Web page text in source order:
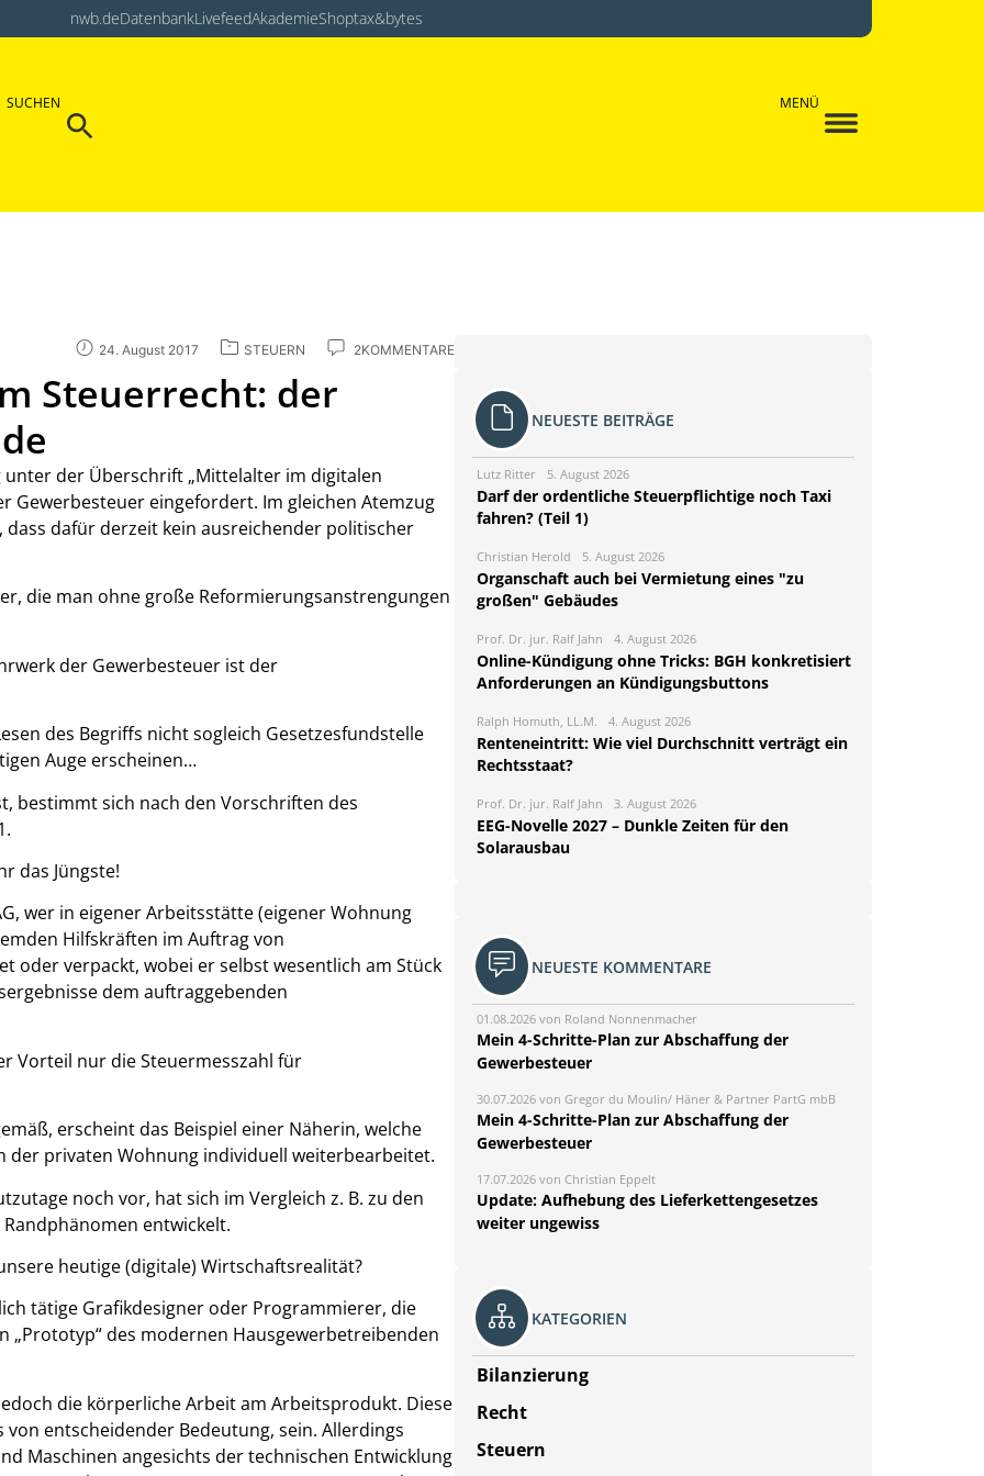
nwb.deDatenbankLivefeedAkademieShoptax&bytes
SUCHEN
Search
MENÜ
24. August 2017 STEUERN 2KOMMENTARE
Steuerrecht: der
der Überschrift „Mittelalter im digitalen
Gewerbesteuer eingefordert. Im gleichen Atemzug
dafür derzeit kein ausreichender politischer
die man ohne große Reformierungsanstrengungen
der Gewerbesteuer ist der
des Begriffs nicht sogleich Gesetzesfundstelle
Auge erscheinen…
bestimmt sich nach den Vorschriften des
das Jüngste!
wer in eigener Arbeitsstätte (eigener Wohnung
Hilfskräften im Auftrag von
oder verpackt, wobei er selbst wesentlich am Stück
dem auftraggebenden
Vorteil nur die Steuermesszahl für
erscheint das Beispiel einer Näherin, welche
der privaten Wohnung individuell weiterbearbeitet.
noch vor, hat sich im Vergleich z. B. zu den
entwickelt.
heutige (digitale) Wirtschaftsrealität?
tätige Grafikdesigner oder Programmierer, die
des modernen Hausgewerbetreibenden
die körperliche Arbeit am Arbeitsprodukt. Diese
entscheidender Bedeutung, sein. Allerdings
Maschinen angesichts der technischen Entwicklung
NEUESTE BEITRÄGE
Lutz Ritter 5. August 2026
Darf der ordentliche Steuerpflichtige noch Taxi
fahren? (Teil 1)
Christian Herold 5. August 2026
Organschaft auch bei Vermietung eines "zu
großen" Gebäudes
Prof. Dr. jur. Ralf Jahn 4. August 2026
Online-Kündigung ohne Tricks: BGH konkretisiert
Anforderungen an Kündigungsbuttons
Ralph Homuth, LL.M. 4. August 2026
Renteneintritt: Wie viel Durchschnitt verträgt ein
Rechtsstaat?
Prof. Dr. jur. Ralf Jahn 3. August 2026
EEG-Novelle 2027 – Dunkle Zeiten für den
Solarausbau
NEUESTE KOMMENTARE
01.08.2026 von Roland Nonnenmacher
Mein 4-Schritte-Plan zur Abschaffung der
Gewerbesteuer
30.07.2026 von Gregor du Moulin/ Häner & Partner PartG mbB
Mein 4-Schritte-Plan zur Abschaffung der
Gewerbesteuer
17.07.2026 von Christian Eppelt
Update: Aufhebung des Lieferkettengesetzes
weiter ungewiss
KATEGORIEN
Bilanzierung
Recht
Steuern